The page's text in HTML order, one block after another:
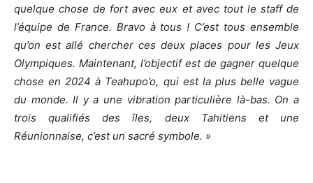
quelque chose de fort avec eux et avec tout le staff de
l’équipe de France. Bravo à tous ! C’est tous ensemble
qu’on est allé chercher ces deux places pour les Jeux
Olympiques. Maintenant, l’objectif est de gagner quelque
chose en 2024 à Teahupo’o, qui est la plus belle vague
du monde. Il y a une vibration particulière là-bas. On a
trois qualifiés des îles, deux Tahitiens et une
Réunionnaise, c’est un sacré symbole. »